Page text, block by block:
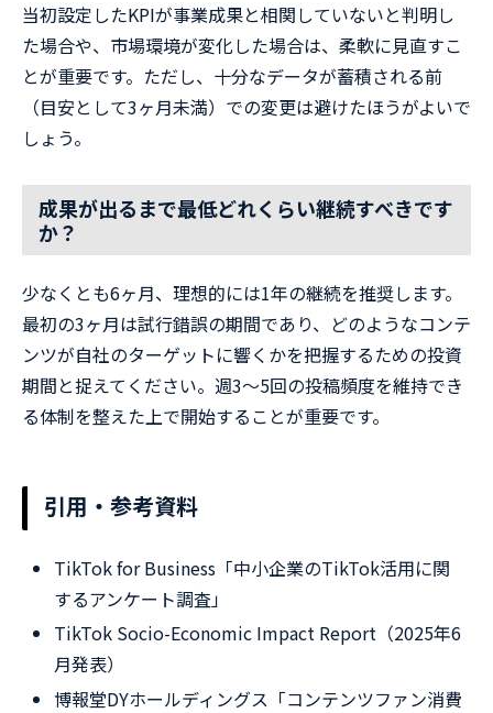
当初設定したKPIが事業成果と相関していないと判明し
た場合や、市場環境が変化した場合は、柔軟に見直すこ
とが重要です。ただし、十分なデータが蓄積される前
（目安として3ヶ月未満）での変更は避けたほうがよいで
しょう。
成果が出るまで最低どれくらい継続すべきです
か？
少なくとも6ヶ月、理想的には1年の継続を推奨します。
最初の3ヶ月は試行錯誤の期間であり、どのようなコンテ
ンツが自社のターゲットに響くかを把握するための投資
期間と捉えてください。週3〜5回の投稿頻度を維持でき
る体制を整えた上で開始することが重要です。
引用・参考資料
TikTok for Business「中小企業のTikTok活用に関
するアンケート調査」
TikTok Socio-Economic Impact Report（2025年6
月発表）
博報堂DYホールディングス「コンテンツファン消費